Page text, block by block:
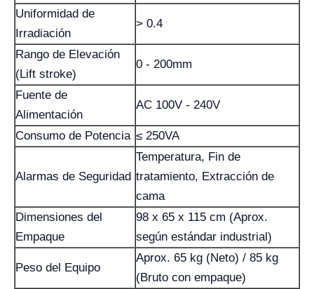
Uniformidad de
Irradiación
> 0.4
Rango de Elevación
(Lift stroke)
0 - 200mm
Fuente de
Alimentación
AC 100V - 240V
Consumo de Potencia ≤ 250VA
Alarmas de Seguridad
Temperatura, Fin de
tratamiento, Extracción de
cama
Dimensiones del
Empaque
98 x 65 x 115 cm (Aprox.
según estándar industrial)
Peso del Equipo
Aprox. 65 kg (Neto) / 85 kg
(Bruto con empaque)